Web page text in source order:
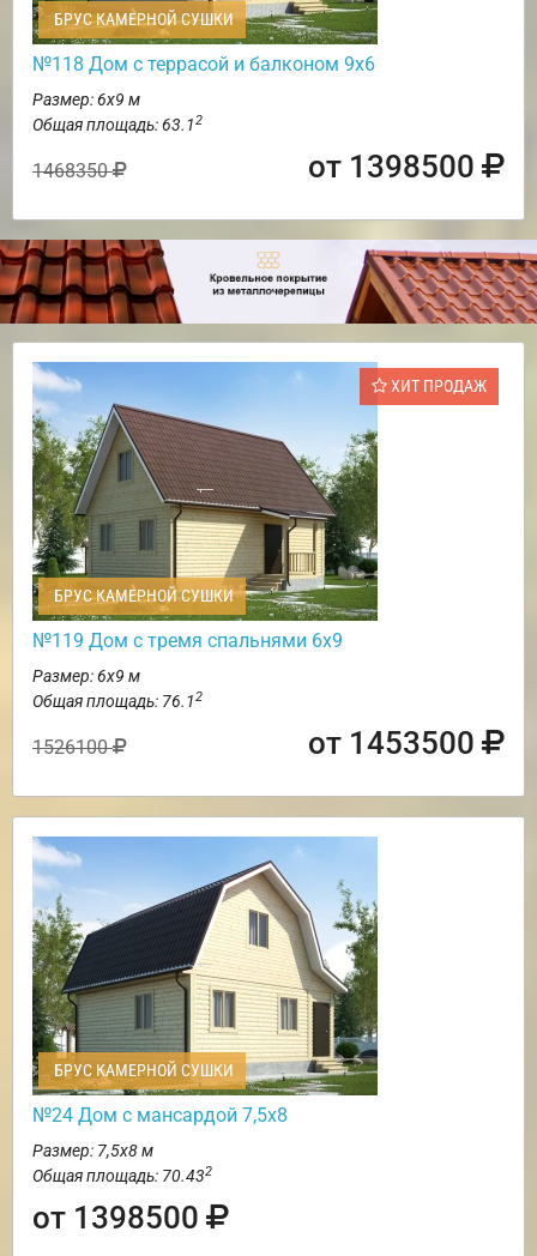
БРУС КАМЕРНОЙ СУШКИ
№118 Дом с террасой и балконом 9х6
Размер: 6х9 м
Общая площадь: 63.12
1468350 от 1398500
ХИТ ПРОДАЖ
БРУС КАМЕРНОЙ СУШКИ
№119 Дом с тремя спальнями 6х9
Размер: 6х9 м
Общая площадь: 76.12
1526100 от 1453500
БРУС КАМЕРНОЙ СУШКИ
№24 Дом с мансардой 7,5х8
Размер: 7,5х8 м
Общая площадь: 70.432
от 1398500